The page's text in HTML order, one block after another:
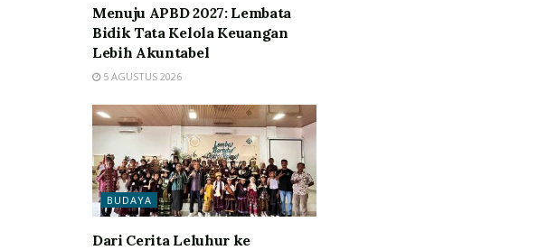
Menuju APBD 2027: Lembata
Bidik Tata Kelola Keuangan
Lebih Akuntabel
5 AGUSTUS 2026
BUDAYA
Dari Cerita Leluhur ke